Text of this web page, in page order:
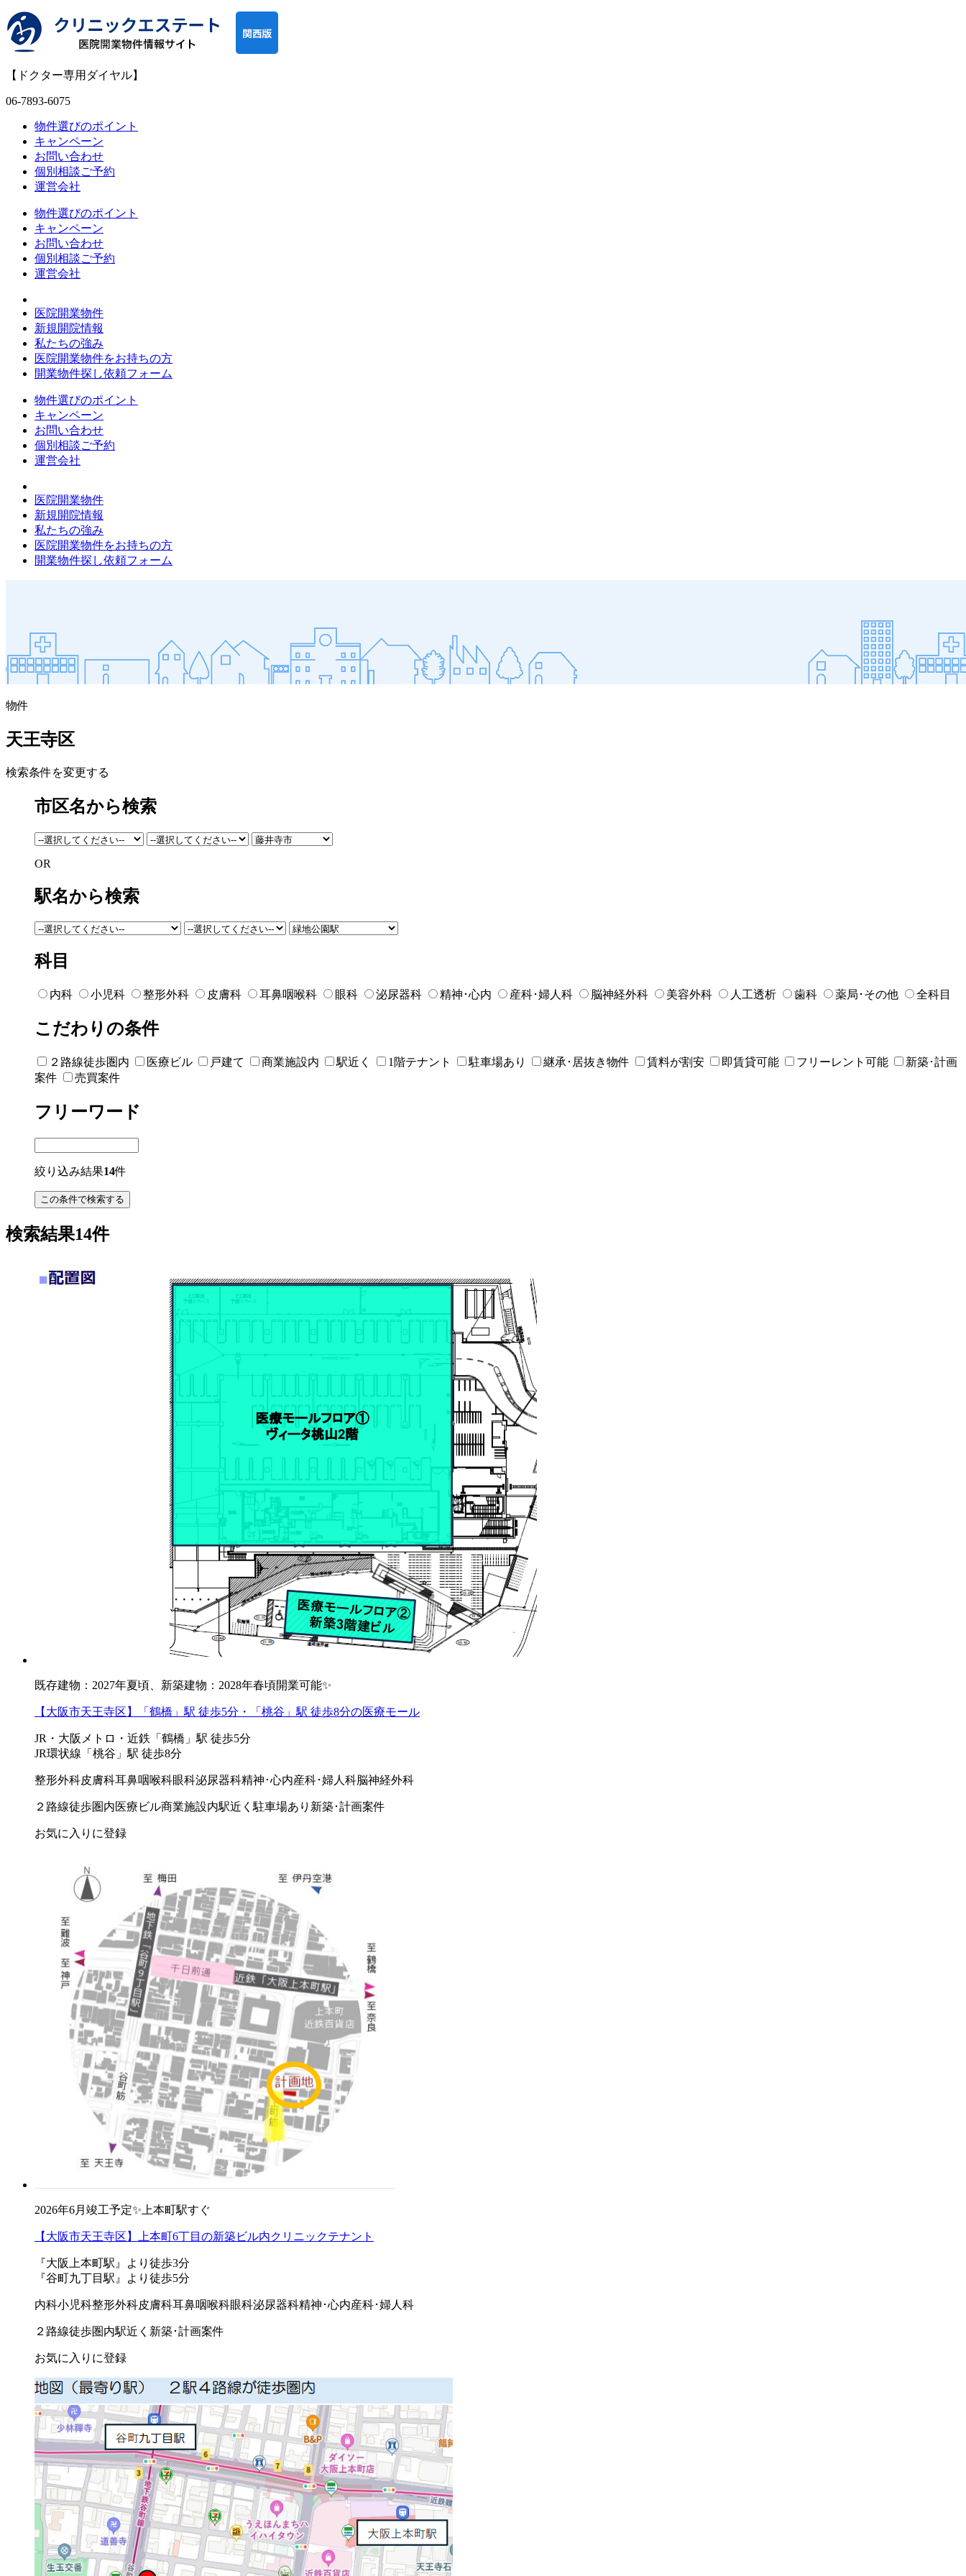
【ドクター専用ダイヤル】
06-7893-6075
物件選びのポイント
キャンペーン
お問い合わせ
個別相談ご予約
運営会社
物件選びのポイント
キャンペーン
お問い合わせ
個別相談ご予約
運営会社
医院開業物件
新規開院情報
私たちの強み
医院開業物件をお持ちの方
開業物件探し依頼フォーム
物件選びのポイント
キャンペーン
お問い合わせ
個別相談ご予約
運営会社
医院開業物件
新規開院情報
私たちの強み
医院開業物件をお持ちの方
開業物件探し依頼フォーム
物件
天王寺区
検索条件を変更する
市区名から検索
OR
駅名から検索
科目
内科 小児科 整形外科 皮膚科 耳鼻咽喉科 眼科 泌尿器科 精神･心内 産科･婦人科 脳神経外科 美容外科 人工透析 歯科 薬局･その他 全科目
こだわりの条件
２路線徒歩圏内 医療ビル 戸建て 商業施設内 駅近く 1階テナント 駐車場あり 継承･居抜き物件 賃料が割安 即賃貸可能 フリーレント可能
新築･計画
案件
売買案件
フリーワード
絞り込み結果14件
検索結果14件
既存建物：2027年夏頃、新築建物：2028年春頃開業可能✨
【大阪市天王寺区】「鶴橋」駅 徒歩5分・「桃谷」駅 徒歩8分の医療モール
JR・大阪メトロ・近鉄「鶴橋」駅 徒歩5分
JR環状線「桃谷」駅 徒歩8分
整形外科皮膚科耳鼻咽喉科眼科泌尿器科精神･心内産科･婦人科脳神経外科
２路線徒歩圏内医療ビル商業施設内駅近く 駐車場あり 新築･計画案件
お気に入りに登録
2026年6月竣工予定✨上本町駅すぐ
【大阪市天王寺区】上本町6丁目の新築ビル内クリニックテナント
『大阪上本町駅』より徒歩3分
『谷町九丁目駅』より徒歩5分
内科小児科整形外科皮膚科耳鼻咽喉科眼科泌尿器科精神･心内産科･婦人科
２路線徒歩圏内駅近く 新築･計画案件
お気に入りに登録